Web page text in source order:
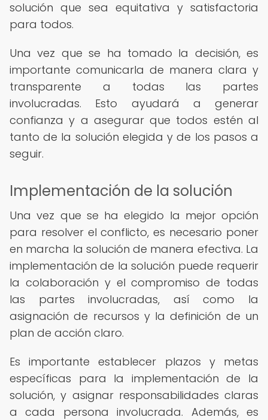
solución que sea equitativa y satisfactoria
para todos.
Una vez que se ha tomado la decisión, es
importante comunicarla de manera clara y
transparente a todas las partes
involucradas. Esto ayudará a generar
confianza y a asegurar que todos estén al
tanto de la solución elegida y de los pasos a
seguir.
Implementación de la solución
Una vez que se ha elegido la mejor opción
para resolver el conflicto, es necesario poner
en marcha la solución de manera efectiva. La
implementación de la solución puede requerir
la colaboración y el compromiso de todas
las partes involucradas, así como la
asignación de recursos y la definición de un
plan de acción claro.
Es importante establecer plazos y metas
específicas para la implementación de la
solución, y asignar responsabilidades claras
a cada persona involucrada. Además, es